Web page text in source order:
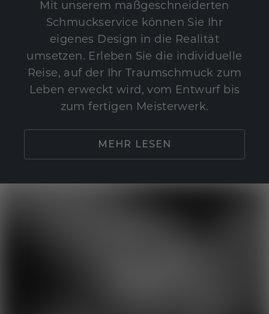
Mit unserem maßgeschneiderten
Schmuckservice können Sie Ihr
eigenes Design in die Realität
umsetzen. Erleben Sie die individuelle
Reise, auf der Ihr Traumschmuck zum
Leben erweckt wird, vom Entwurf bis
zum fertigen Meisterwerk.
MEHR LESEN